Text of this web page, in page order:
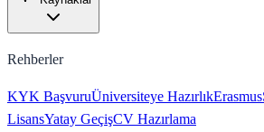
Rehberler
KYK BaşvuruÜniversiteye HazırlıkErasmus
LisansYatay GeçişCV Hazırlama